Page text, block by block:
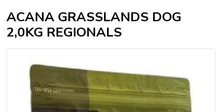
ACANA GRASSLANDS DOG
2,0KG REGIONALS